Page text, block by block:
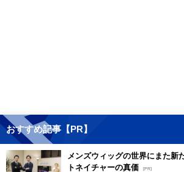
おすすめ記事【PR】
メンズウィッグの世界にまた新
トネイチャーの真価
[PR]